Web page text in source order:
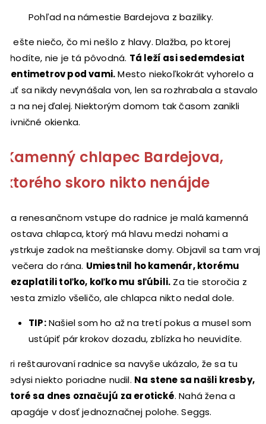
Pohľad na námestie Bardejova z baziliky.
A ešte niečo, čo mi nešlo z hlavy. Dlažba, po ktorej
chodíte, nie je tá pôvodná. Tá leží asi sedemdesiat
centimetrov pod vami.Mesto niekoľkokrát vyhorelo a
suť sa nikdy nevynášala von, len sa rozhrabala a stavalo
sa na nej ďalej. Niektorým domom tak časom zanikli
pivničné okienka.
Kamenný chlapec Bardejova,
ktorého skoro nikto nenájde
Na renesančnom vstupe do radnice je malá kamenná
postava chlapca, ktorý má hlavu medzi nohami a
vystrkuje zadok na meštianske domy. Objavil sa tam vraj
z večera do rána. Umiestnil ho kamenár, ktorému
nezaplatili toľko, koľko mu sľúbili. Za tie storočia z
mesta zmizlo všeličo, ale chlapca nikto nedal dole.
TIP:Našiel som ho až na tretí pokus a musel som
ustúpiť pár krokov dozadu, zblízka ho neuvidíte.
Pri reštaurovaní radnice sa navyše ukázalo, že sa tu
kedysi niekto poriadne nudil. Na stene sa našli kresby,
ktoré sa dnes označujú za erotické. Nahá žena a
papagáje v dosť jednoznačnej polohe. Seggs.